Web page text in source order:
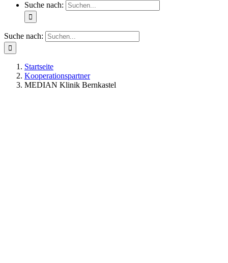
Suche nach:
Suche nach:
Startseite
Kooperationspartner
MEDIAN Klinik Bernkastel